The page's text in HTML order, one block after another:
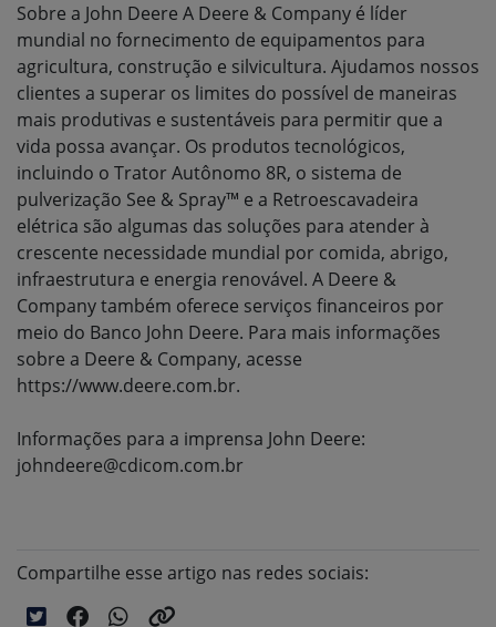
Sobre a John Deere A Deere & Company é líder
mundial no fornecimento de equipamentos para
agricultura, construção e silvicultura. Ajudamos nossos
clientes a superar os limites do possível de maneiras
mais produtivas e sustentáveis para permitir que a
vida possa avançar. Os produtos tecnológicos,
incluindo o Trator Autônomo 8R, o sistema de
pulverização See & Spray™ e a Retroescavadeira
elétrica são algumas das soluções para atender à
crescente necessidade mundial por comida, abrigo,
infraestrutura e energia renovável. A Deere &
Company também oferece serviços financeiros por
meio do Banco John Deere. Para mais informações
sobre a Deere & Company, acesse
https://www.deere.com.br.
Informações para a imprensa John Deere:
johndeere@cdicom.com.br
Compartilhe esse artigo nas redes sociais: